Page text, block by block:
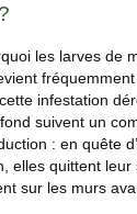
les larves de
infestation
suivent un
: en quête
elles quittent
sur les murs